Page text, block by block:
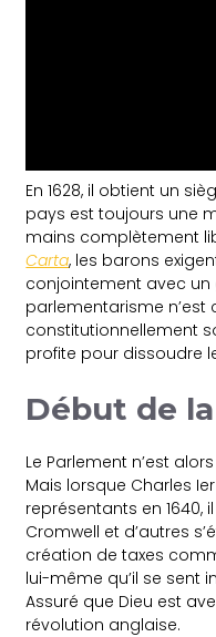
En 1628, il obtient un
pays est toujours une
mains complètement
Carta, les barons
conjointement avec un
parlementarisme
constitutionnellement
profite pour dissoudre
Début de
Le Parlement n’est
Mais lorsque Charles
représentants en 1640,
Cromwell et d’autres
création de taxes
lui-même qu’il se sent
Assuré que Dieu est
révolution anglaise.